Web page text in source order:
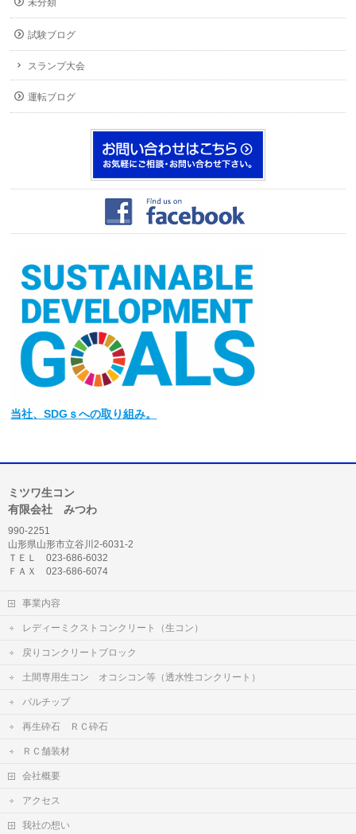
未分類
試験ブログ
スランプ大会
運転ブログ
当社、SDGｓへの取り組み。
ミツワ生コン
有限会社 みつわ
990-2251
山形県山形市立谷川2-6031-2
ＴＥＬ 023-686-6032
ＦＡＸ 023-686-6074
事業内容
レディーミクストコンクリート（生コン）
戻りコンクリートブロック
土間専用生コン オコシコン等（透水性コンクリート）
バルチップ
再生砕石 ＲＣ砕石
ＲＣ舗装材
会社概要
アクセス
我社の想い